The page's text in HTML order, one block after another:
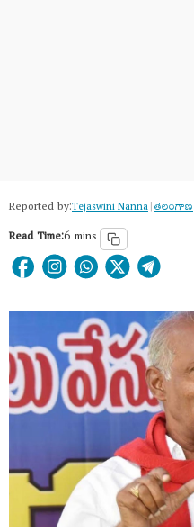
Reported by:Tejaswini Nanna|తెలంగాణ‌
Read Time:6 mins